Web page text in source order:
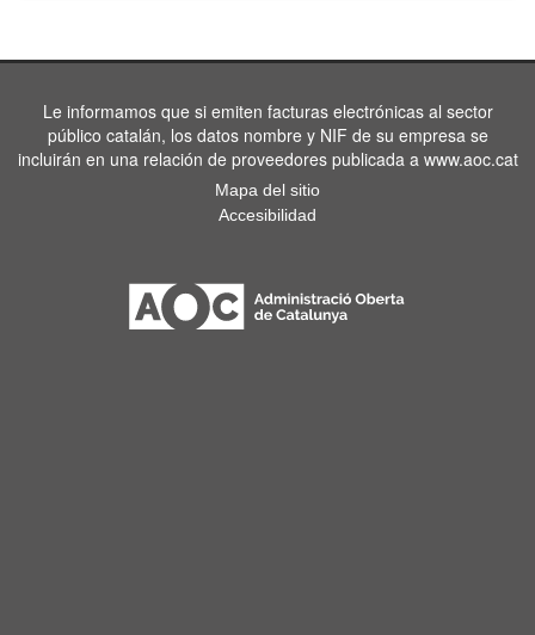
Le informamos que si emiten facturas electrónicas al sector
público catalán, los datos nombre y NIF de su empresa se
incluirán en una relación de proveedores publicada a www.aoc.cat
Mapa del sitio
Accesibilidad